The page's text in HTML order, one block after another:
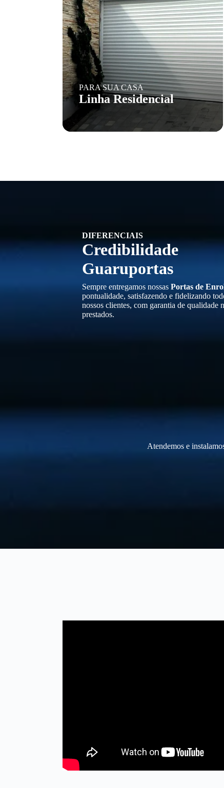
PARA SUA CASA
Linha Residencial
DIFERENCIAIS
Credibilidade
Guaruportas
Sempre entregamos nossas Portas de
pontualidade, satisfazendo e fidelizando
nossos clientes, com garantia de qualidade
prestados.
Atendemos e